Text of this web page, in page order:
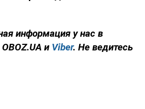
информация у нас в
OBOZ.UA и Viber. Не ведитесь